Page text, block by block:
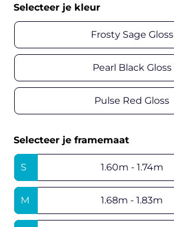
Selecteer je kleur
Frosty Sage Gloss
Pearl Black Gloss
Pulse Red Gloss
Selecteer je framemaat
S 1.60m - 1.74m
M 1.68m - 1.83m